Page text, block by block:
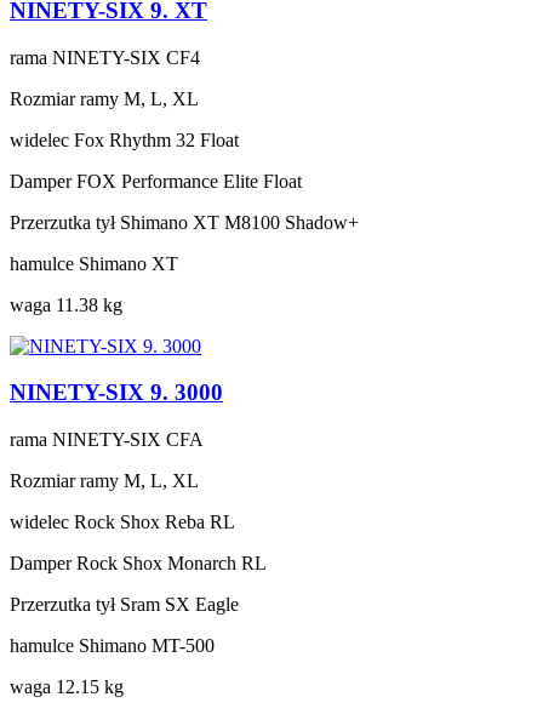
NINETY-SIX 9. XT
rama NINETY-SIX CF4
Rozmiar ramy M, L, XL
widelec Fox Rhythm 32 Float
Damper FOX Performance Elite Float
Przerzutka tył Shimano XT M8100 Shadow+
hamulce Shimano XT
waga 11.38 kg
NINETY-SIX 9. 3000
rama NINETY-SIX CFA
Rozmiar ramy M, L, XL
widelec Rock Shox Reba RL
Damper Rock Shox Monarch RL
Przerzutka tył Sram SX Eagle
hamulce Shimano MT-500
waga 12.15 kg